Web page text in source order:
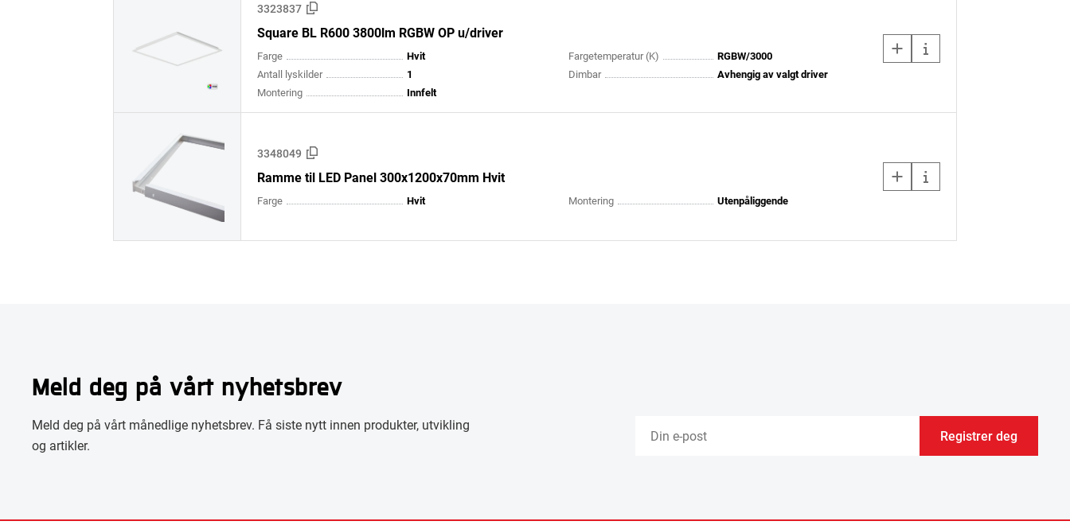
3323837
Square BL R600 3800lm RGBW OP u/driver
Farge Hvit Fargetemperatur (K)
RGBW/3000
Antall lyskilder
1 Dimbar
Avhengig av valgt driver
Montering
Innfelt
3348049
Ramme til LED Panel 300x1200x70mm Hvit
Farge Hvit Montering Utenpåliggende
Meld deg på vårt nyhetsbrev
Meld deg på vårt månedlige nyhetsbrev. Få siste nytt innen produkter, utvikling
og artikler.
Registrer deg